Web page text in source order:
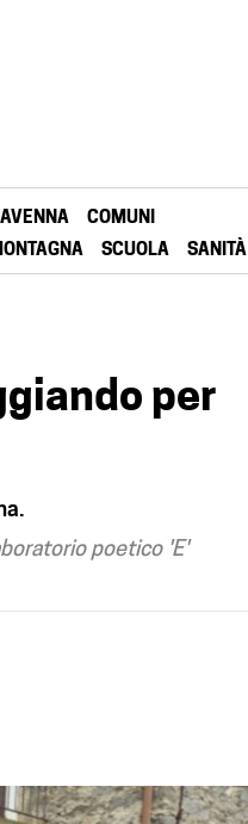
COMUNI
SCUOLA SANITÀ
per
poetico 'E'